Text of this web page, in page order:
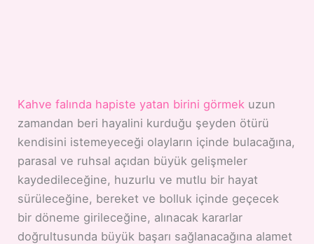
Kahve falında hapiste yatan birini görmek uzun
zamandan beri hayalini kurduğu şeyden ötürü
kendisini istemeyeceği olayların içinde bulacağına,
parasal ve ruhsal açıdan büyük gelişmeler
kaydedileceğine, huzurlu ve mutlu bir hayat
sürüleceğine, bereket ve bolluk içinde geçecek
bir döneme girileceğine, alınacak kararlar
doğrultusunda büyük başarı sağlanacağına alamet